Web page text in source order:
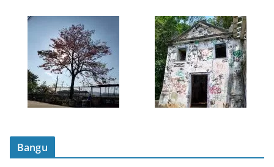
Bangu